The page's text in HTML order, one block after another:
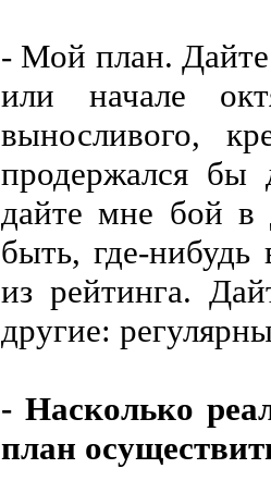
- Мой план.
или начале
выносливого,
продержался бы
дайте мне бой в
быть, где-
из рейтинга.
другие:
- Насколько
план